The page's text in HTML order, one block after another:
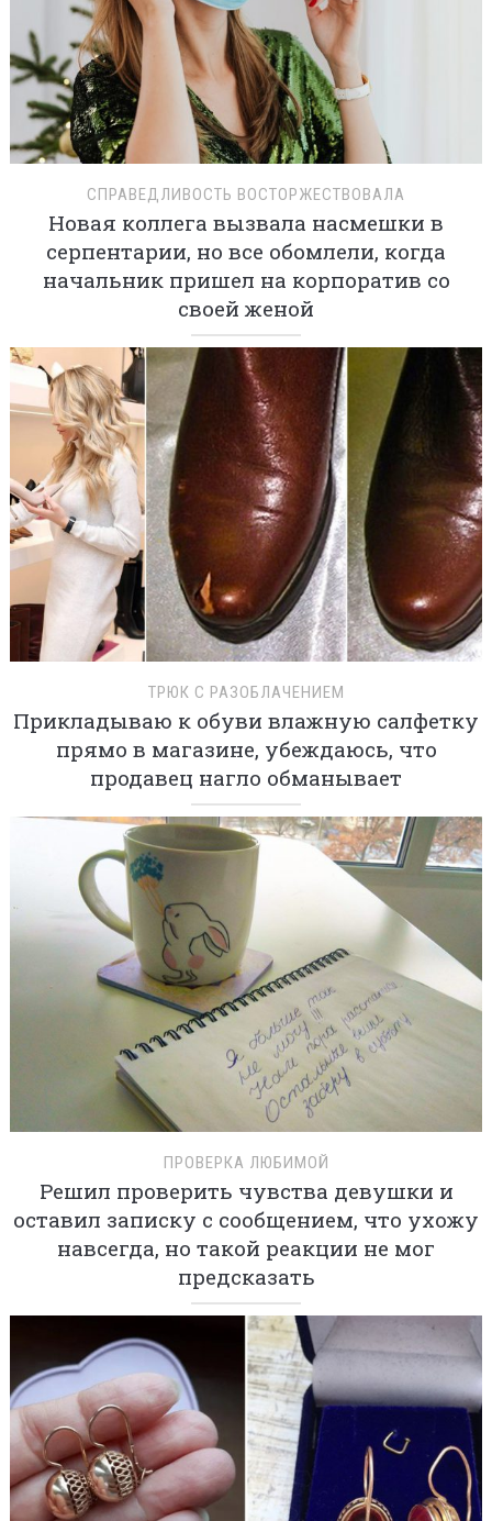
СПРАВЕДЛИВОСТЬ ВОСТОРЖЕСТВОВАЛА
Новая коллега вызвала насмешки в
серпентарии, но все обомлели, когда
начальник пришел на корпоратив со
своей женой
ТРЮК С РАЗОБЛАЧЕНИЕМ
Прикладываю к обуви влажную салфетку
прямо в магазине, убеждаюсь, что
продавец нагло обманывает
ПРОВЕРКА ЛЮБИМОЙ
Решил проверить чувства девушки и
оставил записку с сообщением, что ухожу
навсегда, но такой реакции не мог
предсказать